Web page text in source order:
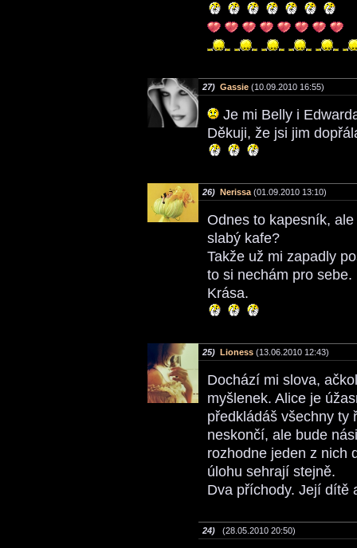
27) Gassie (10.09.2010 16:55)
Je mi Belly i
Děkuji, že jsi jim
26) Nerissa (01.09.2010 13:10)
Odnes to kapesník,
slabý kafe?
Takže už mi zapadly
to si nechám pro sebe.
Krása.
25) Lioness (13.06.2010 12:43)
Dochází mi slova,
myšlenek. Alice je
předkládáš všechny ty
neskončí, ale bude
rozhodne jeden z nich
úlohu sehrají stejně.
Dva příchody. Její dítě
24) (28.05.2010 20:50)